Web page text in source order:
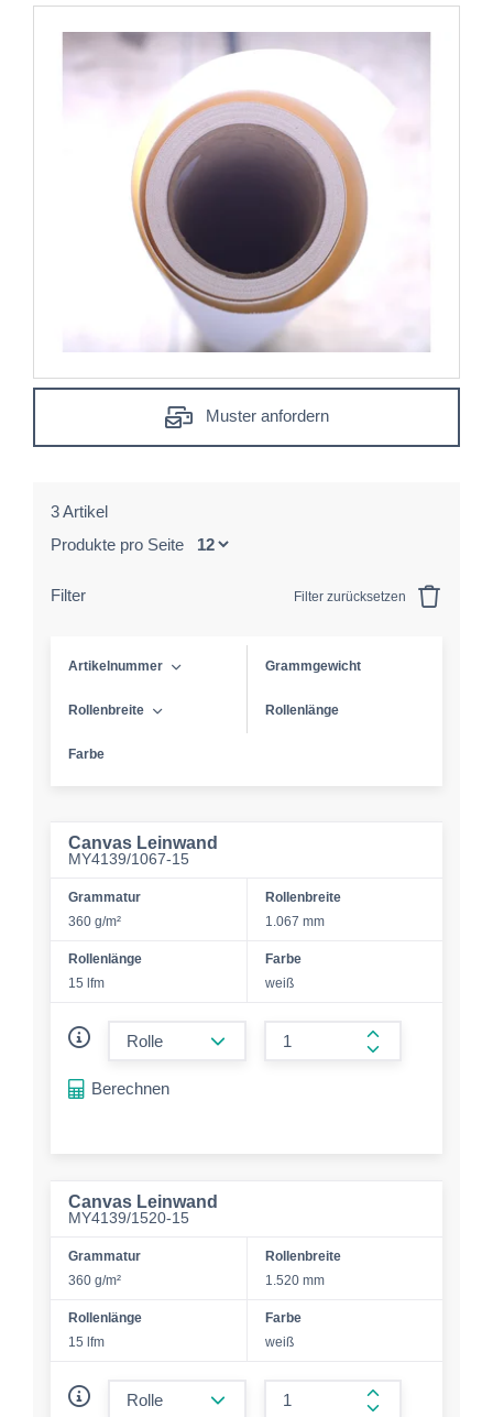
Muster anfordern
3 Artikel
Produkte pro Seite
Filter Filter zurücksetzen
Artikelnummer Grammgewicht
Rollenbreite Rollenlänge
Farbe
Canvas Leinwand
MY4139/1067-15
Grammatur
360 g/m²
Rollenbreite
1.067 mm
Rollenlänge
15 lfm
Farbe
weiß
form.increase-
Berechnen
Canvas Leinwand
MY4139/1520-15
Grammatur
360 g/m²
Rollenbreite
1.520 mm
Rollenlänge
15 lfm
Farbe
weiß